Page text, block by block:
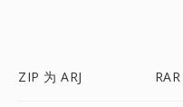
ZIP 为 ARJ